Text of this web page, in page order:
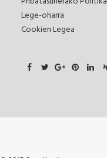
Lege-oharra
Cookien Legea